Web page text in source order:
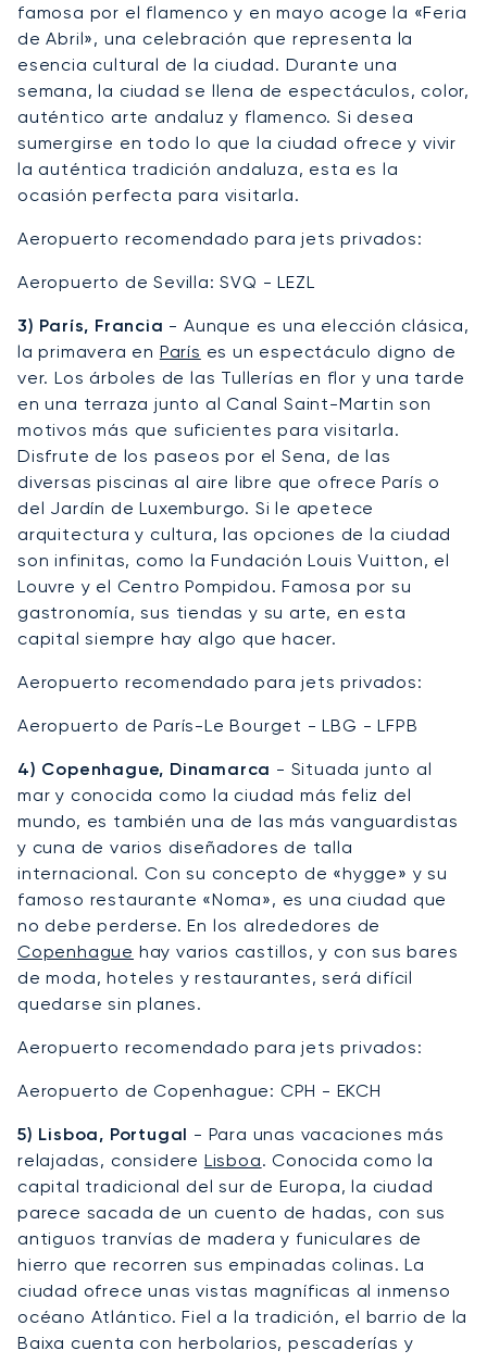
famosa por el flamenco y en mayo acoge la «Feria
de Abril», una celebración que representa la
esencia cultural de la ciudad. Durante una
semana, la ciudad se llena de espectáculos, color,
auténtico arte andaluz y flamenco. Si desea
sumergirse en todo lo que la ciudad ofrece y vivir
la auténtica tradición andaluza, esta es la
ocasión perfecta para visitarla.
Aeropuerto recomendado para jets privados:
Aeropuerto de Sevilla: SVQ - LEZL
3) París, Francia - Aunque es una elección clásica,
la primavera en París es un espectáculo digno de
ver. Los árboles de las Tullerías en flor y una tarde
en una terraza junto al Canal Saint-Martin son
motivos más que suficientes para visitarla.
Disfrute de los paseos por el Sena, de las
diversas piscinas al aire libre que ofrece París o
del Jardín de Luxemburgo. Si le apetece
arquitectura y cultura, las opciones de la ciudad
son infinitas, como la Fundación Louis Vuitton, el
Louvre y el Centro Pompidou. Famosa por su
gastronomía, sus tiendas y su arte, en esta
capital siempre hay algo que hacer.
Aeropuerto recomendado para jets privados:
Aeropuerto de París-Le Bourget - LBG - LFPB
4) Copenhague, Dinamarca - Situada junto al
mar y conocida como la ciudad más feliz del
mundo, es también una de las más vanguardistas
y cuna de varios diseñadores de talla
internacional. Con su concepto de «hygge» y su
famoso restaurante «Noma», es una ciudad que
no debe perderse. En los alrededores de
Copenhague hay varios castillos, y con sus bares
de moda, hoteles y restaurantes, será difícil
quedarse sin planes.
Aeropuerto recomendado para jets privados:
Aeropuerto de Copenhague: CPH - EKCH
5) Lisboa, Portugal - Para unas vacaciones más
relajadas, considere Lisboa. Conocida como la
capital tradicional del sur de Europa, la ciudad
parece sacada de un cuento de hadas, con sus
antiguos tranvías de madera y funiculares de
hierro que recorren sus empinadas colinas. La
ciudad ofrece unas vistas magníficas al inmenso
océano Atlántico. Fiel a la tradición, el barrio de la
Baixa cuenta con herbolarios, pescaderías y